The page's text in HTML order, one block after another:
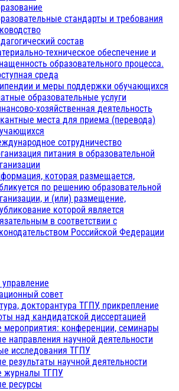
стандарты и требования
состав
техническое обеспечение и
образовательного процесса.
среда
и меры поддержки обучающихся
образовательные услуги
хозяйственная деятельность
места для приема (перевода)
сотрудничество
питания в образовательной
которая размещается,
по решению образовательной
и (или) размещение,
которой является
в соответствии с
Российской Федерации
совет
докторантура ТГПУ, прикрепление
над кандидатской диссертацией
мероприятия: конференции, семинары
направления научной деятельности
исследования ТГПУ
результаты научной деятельности
журналы ТГПУ
ресурсы